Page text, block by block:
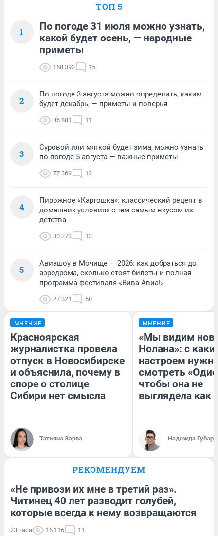
ТОП 5
1
По погоде 31 июля можно узнать,
какой будет осень, — народные
приметы
158 392 15
2
По погоде 3 августа можно определить, каким
будет декабрь, — приметы и поверья
86 881 11
3
Суровой или мягкой будет зима, можно узнать
по погоде 5 августа — важные приметы
77 369 12
4
Пирожное «Картошка»: классический рецепт в
домашних условиях с тем самым вкусом из
детства
30 273 13
5
Авиашоу в Мочище — 2026: как добраться до
аэродрома, сколько стоят билеты и полная
программа фестиваля «Вива Авиа!»
27 321 50
МНЕНИЕ
Красноярская
журналистка провела
отпуск в Новосибирске
и объяснила, почему в
споре о столице
Сибири нет смысла
Татьяна Зарва
МНЕНИЕ
«Мы видим
Нолана»: с
настроем
смотреть
чтобы она не
выглядела как
Надежда Губарь
РЕКОМЕНДУЕМ
«Не привози их мне в третий раз».
Читинец 40 лет разводит голубей,
которые всегда к нему возвращаются
23 часа 16 116 11